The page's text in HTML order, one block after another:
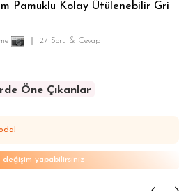
Pamuklu Kolay Ütülenebilir Gri
27 Soru & Cevap
Öne Çıkanlar
Öne Çıkanlar
değişim yapabilirsiniz